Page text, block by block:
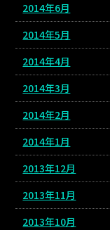
2014年6月
2014年5月
2014年4月
2014年3月
2014年2月
2014年1月
2013年12月
2013年11月
2013年10月